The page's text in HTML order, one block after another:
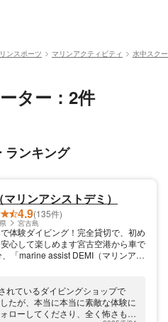
ンスポーツ マリンアクティビティ 水中スク
ター：2件
ランキング
リンアシストデミ）
4.9(135件)
宮古島
体験ダイビング！完全貸切で、初め
心して楽しめます宮古空港から車で
「marine assist DEMI（マリンアシ
ので、ダイビングが初めてという方
め！トイレをはじめ、更衣室や温水
なども店舗内にあるので、体験後は
れているダイビングショップで
たが、本当に本当に素敵な体験に
ローしてくださり、全く怖さもな